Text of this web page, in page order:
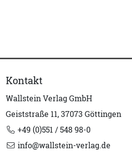
Kontakt
Wallstein Verlag GmbH
Geiststraße 11, 37073 Göttingen
+49 (0)551 / 548 98-0
info@wallstein-verlag.de